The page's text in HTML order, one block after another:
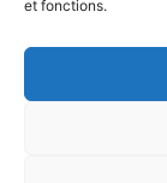
et fonctions.